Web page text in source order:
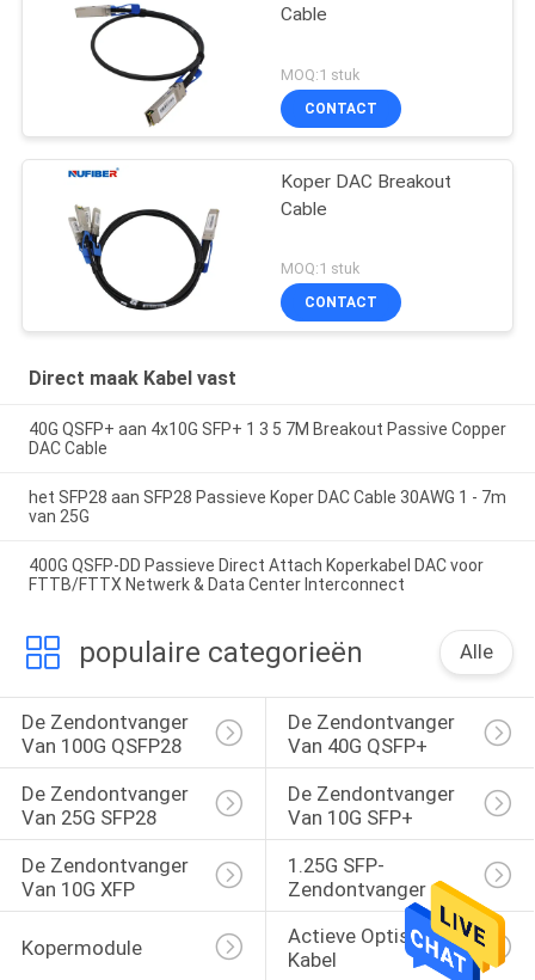
Cable
MOQ:1 stuk
CONTACT
Koper DAC Breakout
Cable
MOQ:1 stuk
CONTACT
Direct maak Kabel vast
40G QSFP+ aan 4x10G SFP+ 1 3 5 7M Breakout Passive Copper
DAC Cable
het SFP28 aan SFP28 Passieve Koper DAC Cable 30AWG 1 - 7m
van 25G
400G QSFP-DD Passieve Direct Attach Koperkabel DAC voor
FTTB/FTTX Netwerk & Data Center Interconnect
populaire categorieën Alle
De Zendontvanger
Van 100G QSFP28
De Zendontvanger
Van 40G QSFP+
De Zendontvanger
Van 25G SFP28
De Zendontvanger
Van 10G SFP+
De Zendontvanger
Van 10G XFP
1.25G SFP-
Zendontvanger
Kopermodule
Actieve Optische
Kabel